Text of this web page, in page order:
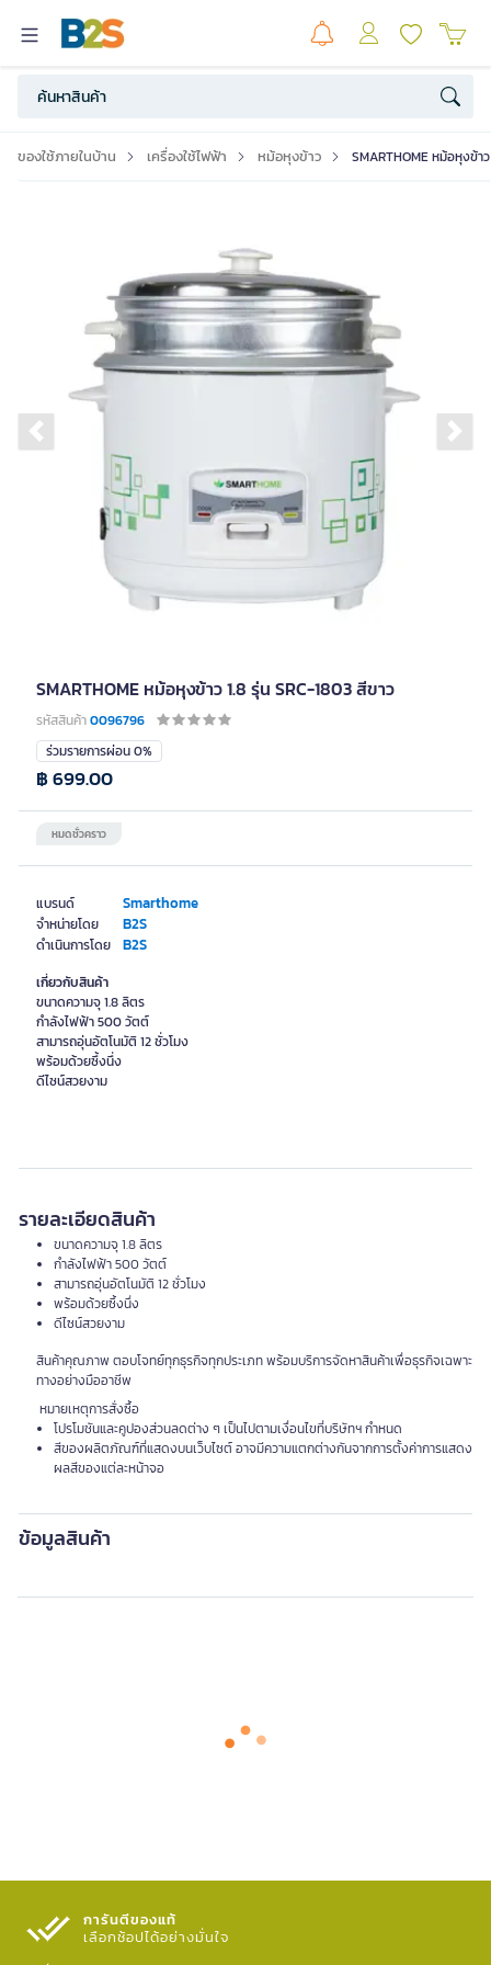
ของใช้ภายในบ้าน เครื่องใช้ไฟฟ้า หม้อหุงข้าว SMARTHOME หม้อหุงข้า
Previous slide
SMARTHOME หม้อหุงข้าว 1.8 รุ่น SRC-1803 สีขาว
รหัสสินค้า0096796
แบรนด์ Smarthome
จำหน่ายโดย B2S
ดำเนินการโดย B2S
ร่วมรายการผ่อน 0%
หมดชั่วคราว
฿ 699.00
เกี่ยวกับสินค้า
ขนาดความจุ 1.8 ลิตร
กำลังไฟฟ้า 500 วัตต์
สามารถอุ่นอัตโนมัติ 12 ชั่วโมง
พร้อมด้วยซึ้งนึ่ง
ดีไซน์สวยงาม
รายละเอียดสินค้า
ขนาดความจุ 1.8 ลิตร
กำลังไฟฟ้า 500 วัตต์
สามารถอุ่นอัตโนมัติ 12 ชั่วโมง
พร้อมด้วยซึ้งนึ่ง
ดีไซน์สวยงาม
สินค้าคุณภาพ ตอบโจทย์ทุกธุรกิจทุกประเภท พร้อมบริการจัดหาสินค้าเพื่อธุรกิจเฉพาะ
ทางอย่างมืออาชีพ
หมายเหตุการสั่งซื้อ
โปรโมชันและคูปองส่วนลดต่าง ๆ เป็นไปตามเงื่อนไขที่บริษัทฯ กำหนด
สีของผลิตภัณฑ์ที่แสดงบนเว็บไซต์ อาจมีความแตกต่างกันจากการตั้งค่าการแสดง
ผลสีของแต่ละหน้าจอ
ข้อมูลสินค้า
การันตีของแท้
เลือกช้อปได้อย่างมั่นใจ​